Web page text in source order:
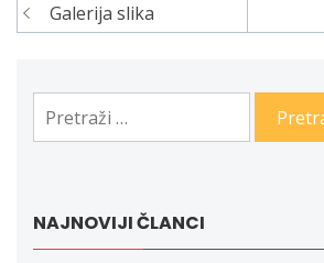
Navigacija
Galerija slika
Pretraga:
NAJNOVIJI ČLANCI